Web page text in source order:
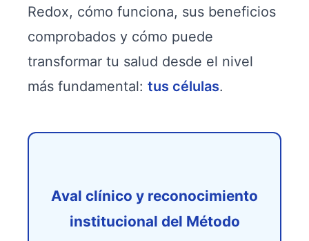
Redox, cómo funciona, sus beneficios
comprobados y cómo puede
transformar tu salud desde el nivel
más fundamental: tus células.
Aval clínico y reconocimiento
institucional del Método